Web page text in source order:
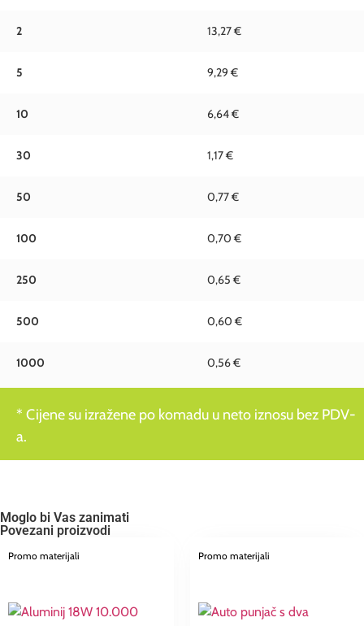
2 13,27 €
5 9,29 €
10 6,64 €
30 1,17 €
50 0,77 €
100 0,70 €
250 0,65 €
500 0,60 €
1000 0,56 €
* Cijene su izražene po komadu u neto iznosu bez PDV-
a.
Moglo bi Vas zanimati
Povezani proizvodi
Promo materijali Promo materijali